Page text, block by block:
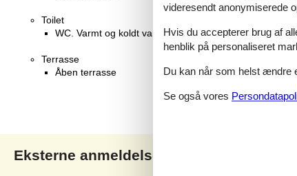
Toilet
WC. Varmt og koldt vand
Terrasse
Åben terrasse
Eksterne anmeldelser
videresendt anonymiserede
Hvis du accepterer brug af
henblik på personaliseret
Du kan når som helst ændre
Se også vores